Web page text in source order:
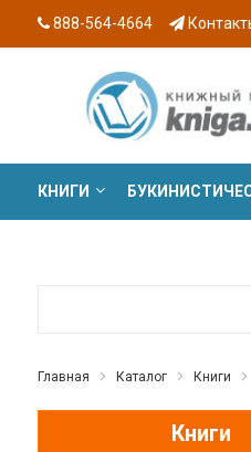
888-564-4664
КНИГИ
Главная Каталог Книги
Книги